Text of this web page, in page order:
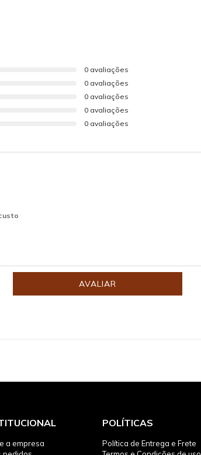
0 avaliações
0 avaliações
0 avaliações
0 avaliações
0 avaliações
AVALIAR
a empresa
POLÍTICAS
Política de Entrega e Frete